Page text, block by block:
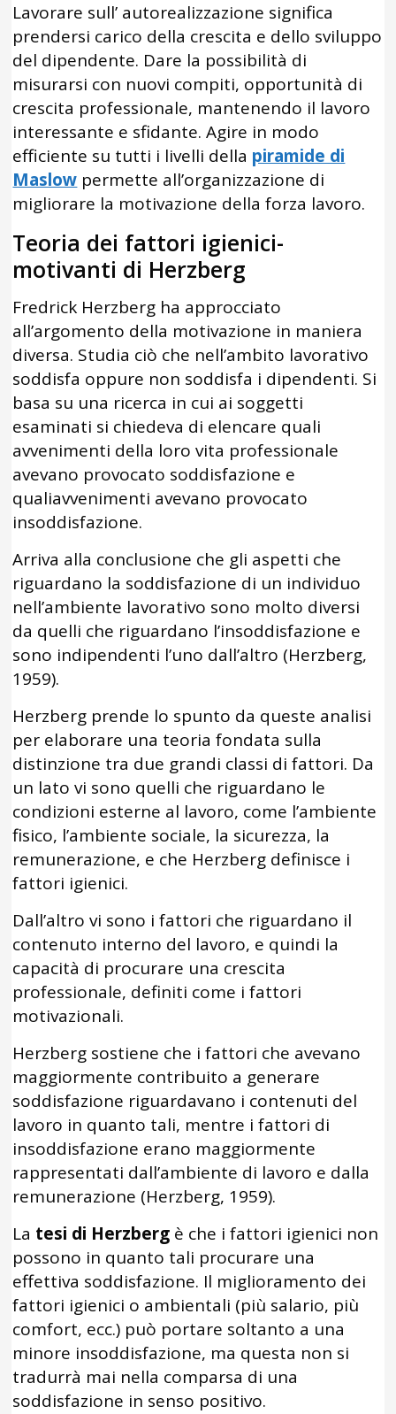
Lavorare sull’ autorealizzazione significa
prendersi carico della crescita e dello sviluppo
del dipendente. Dare la possibilità di
misurarsi con nuovi compiti, opportunità di
crescita professionale, mantenendo il lavoro
interessante e sfidante. Agire in modo
efficiente su tutti i livelli della piramide di
Maslow permette all’organizzazione di
migliorare la motivazione della forza lavoro.
Teoria dei fattori igienici-
motivanti di Herzberg
Fredrick Herzberg ha approcciato
all’argomento della motivazione in maniera
diversa. Studia ciò che nell’ambito lavorativo
soddisfa oppure non soddisfa i dipendenti. Si
basa su una ricerca in cui ai soggetti
esaminati si chiedeva di elencare quali
avvenimenti della loro vita professionale
avevano provocato soddisfazione e
qualiavvenimenti avevano provocato
insoddisfazione.
Arriva alla conclusione che gli aspetti che
riguardano la soddisfazione di un individuo
nell’ambiente lavorativo sono molto diversi
da quelli che riguardano l’insoddisfazione e
sono indipendenti l’uno dall’altro (Herzberg,
1959).
Herzberg prende lo spunto da queste analisi
per elaborare una teoria fondata sulla
distinzione tra due grandi classi di fattori. Da
un lato vi sono quelli che riguardano le
condizioni esterne al lavoro, come l’ambiente
fisico, l’ambiente sociale, la sicurezza, la
remunerazione, e che Herzberg definisce i
fattori igienici.
Dall’altro vi sono i fattori che riguardano il
contenuto interno del lavoro, e quindi la
capacità di procurare una crescita
professionale, definiti come i fattori
motivazionali.
Herzberg sostiene che i fattori che avevano
maggiormente contribuito a generare
soddisfazione riguardavano i contenuti del
lavoro in quanto tali, mentre i fattori di
insoddisfazione erano maggiormente
rappresentati dall’ambiente di lavoro e dalla
remunerazione (Herzberg, 1959).
La tesi di Herzberg è che i fattori igienici non
possono in quanto tali procurare una
effettiva soddisfazione. Il miglioramento dei
fattori igienici o ambientali (più salario, più
comfort, ecc.) può portare soltanto a una
minore insoddisfazione, ma questa non si
tradurrà mai nella comparsa di una
soddisfazione in senso positivo.